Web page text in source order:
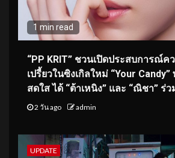
1 min read
“PP KRIT” ชวนเปิดประสบการณ์
เปรี้ยวในซิงเกิลใหม่ “Your
สดใส ได้ “ต้าเหนิง” และ “ณิชา” ร่
2 วัน ago admin
UPDATE